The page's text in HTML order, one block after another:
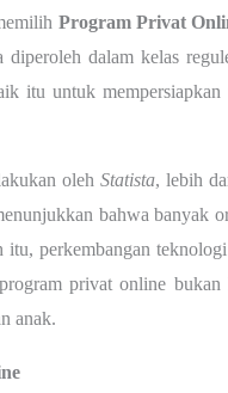
Program Privat
diperoleh dalam kelas
itu untuk
oleh Statista, lebih
bahwa banyak
itu, perkembangan
privat online
anak.